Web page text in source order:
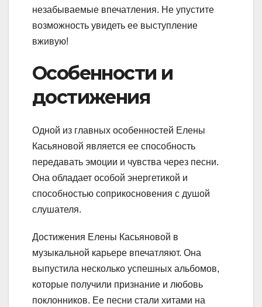
незабываемые впечатления. Не упустите
возможность увидеть ее выступление
вживую!
Особенности и
достижения
Одной из главных особенностей Елены
Касьяновой является ее способность
передавать эмоции и чувства через песни.
Она обладает особой энергетикой и
способностью соприкосновения с душой
слушателя.
Достижения Елены Касьяновой в
музыкальной карьере впечатляют. Она
выпустила несколько успешных альбомов,
которые получили признание и любовь
поклонников. Ее песни стали хитами на